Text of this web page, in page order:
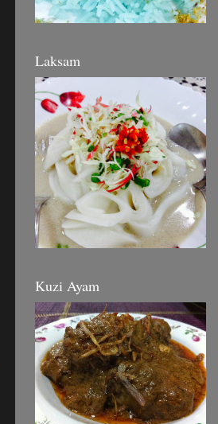
Laksam
Kuzi Ayam